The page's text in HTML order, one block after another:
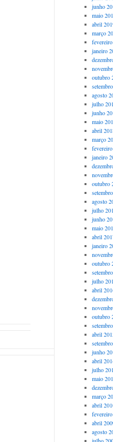
junho
maio
abril
março
janeiro
outubro
agosto
julho
junho
maio
abril
março
janeiro
outubro
agosto
julho
junho
maio
abril
janeiro
outubro
julho
abril
outubro
abril
junho
abril
julho
maio
março
abril
abril
agosto